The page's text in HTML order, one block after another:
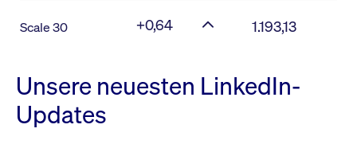
Scale 30 +0,64 1.193,13
Unsere neuesten LinkedIn-
Updates